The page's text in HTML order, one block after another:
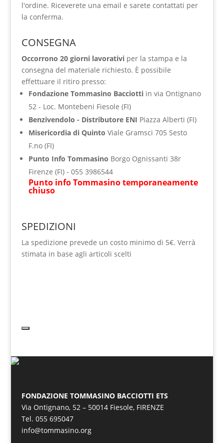
l'ordine. Riceverete una email e sarete contattati per
la conferma.
CONSEGNA
Occorrono 20 giorni lavorativiper la stampa e la
consegna del materiale richiesto. È possibile
effettuare il ritiro presso:
Fondazione Tommasino Bacciottiin via Ontignano
52 - Loc. Montebeni Fiesole (FI)
Benzivendolo - Distributore ENI Piazza Alberti (FI)
Misericordia di Quinto Viale Gramsci 705 Sesto
F.no (FI)
Punto Info Tommasino Borgo Ognissanti 38r
Firenze (FI) - ‭055 3986544‬
Punto info Tommasino temporaneamente
chiuso
SPEDIZIONI
La spedizione prevede un costo minimo di 5€. Verrà
stimata in base agli articoli scelti
FONDAZIONE TOMMASINO BACCIOTTI ETS
Via Ontignano, 52 – 50014 Fiesole, FIRENZE
Tel. 055 695047
info@tommasino.org